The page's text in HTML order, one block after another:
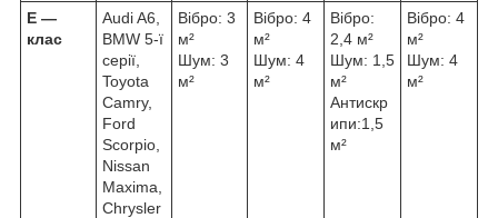
Е ―
клас
Audi A6,
BMW 5-ї
серії,
Toyota
Camry,
Ford
Scorpio,
Nissan
Maxima,
Chrysler
Вібро: 3
м²
Шум: 3
м²
Вібро: 4
м²
Шум: 4
м²
Вібро:
2,4 м²
Шум: 1,5
м²
Антискр
ипи:1,5
м²
Вібро: 4
м²
Шум: 4
м²